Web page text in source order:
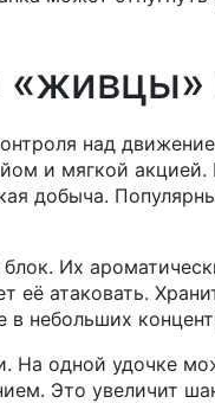
над
и мягкой акцией.
добыча.
Их
её атаковать.
в небольших
На одной удочке
Это увеличит